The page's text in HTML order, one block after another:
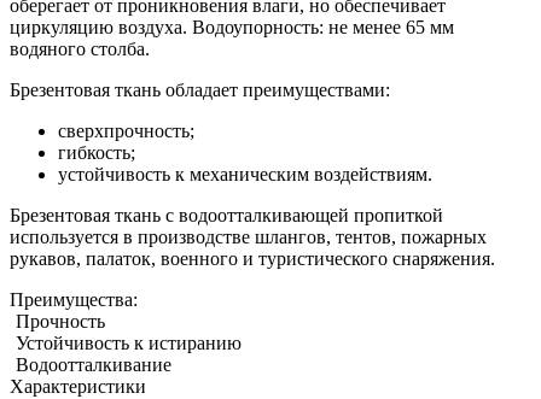
оберегает от проникновения влаги, но обеспечивает
циркуляцию воздуха. Водоупорность: не менее 65 мм
водяного столба.
Брезентовая ткань обладает преимуществами:
сверхпрочность;
гибкость;
устойчивость к механическим воздействиям.
Брезентовая ткань с водоотталкивающей пропиткой
используется в производстве шлангов, тентов, пожарных
рукавов, палаток, военного и туристического снаряжения.
Преимущества:
Прочность
Устойчивость к истиранию
Водоотталкивание
Характеристики